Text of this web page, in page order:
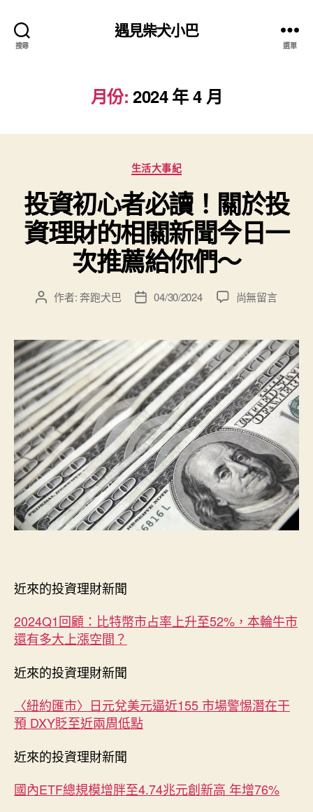
搜尋
遇見柴犬小巴
選單
月份: 2024 年 4 月
分
類
生活大事紀
投資初心者必讀！關於投
資理財的相關新聞今日一
次推薦給你們～
文
者
作者:奔跑犬巴
文
佈
日
期
04/30/2024
在
初
心
者
必
讀！
關
於
投
資
理
財
的
相
一
你
們
尚無留言
近來的投資理財新聞
2024Q1回顧：比特幣市占率上升至52%，本輪牛市
還有多大上漲空間？
近來的投資理財新聞
〈紐約匯市〉日元兌美元逼近155 市場警惕潛在干
預 DXY貶至近兩周低點
近來的投資理財新聞
國內ETF總規模增胖至4.74兆元創新高 年增76%